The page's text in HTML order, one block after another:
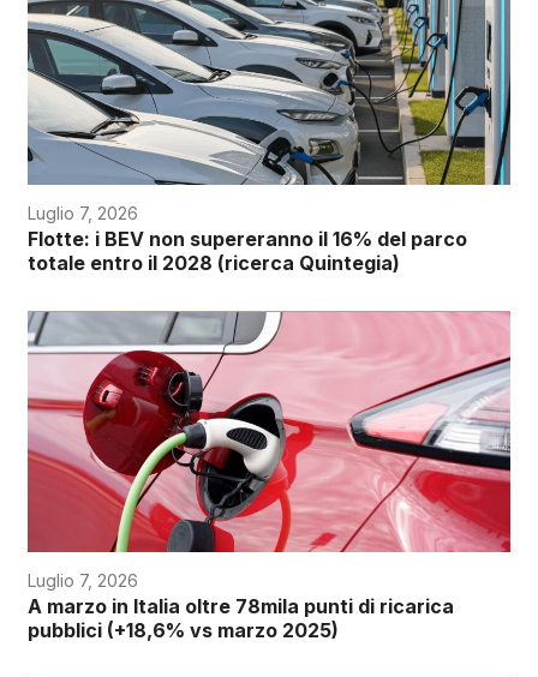
Luglio 7, 2026
Flotte: i BEV non supereranno il 16% del parco
totale entro il 2028 (ricerca Quintegia)
Luglio 7, 2026
A marzo in Italia oltre 78mila punti di ricarica
pubblici (+18,6% vs marzo 2025)